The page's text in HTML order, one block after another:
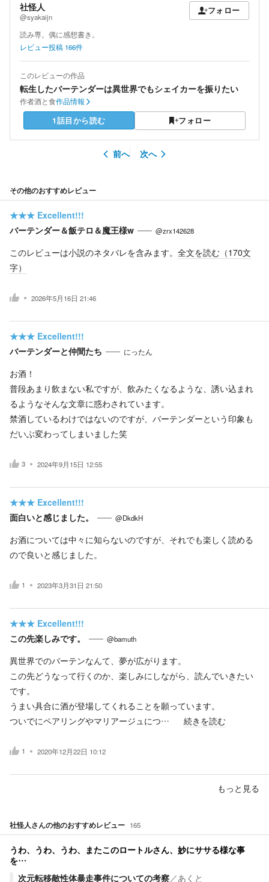
社怪人
@syakaijn
フォロー
読み専。偶に感想書き。
レビュー投稿 166件
このレビューの作品
転生したバーテンダーは異世界でもシェイカーを振りたい
作者酒と食作品情報
1話目から読む フォロー
前へ 次へ
その他のおすすめレビュー
★★★ Excellent!!!
バーテンダー＆飯テロ＆魔王様w
@zrx142628
このレビューは小説のネタバレを含みます。 全文を読む（170文
字）
2026年5月16日 21:46
★★★ Excellent!!!
バーテンダーと仲間たち
にったん
お酒！
普段あまり飲まない私ですが、飲みたくなるような、誘い込まれ
るようなそんな文章に惑わされています。
禁酒しているわけではないのですが、バーテンダーという印象も
だいぶ変わってしまいました笑
3 2024年9月15日 12:55
★★★ Excellent!!!
面白いと感じました。
@DkdkH
お酒については中々に知らないのですが、それでも楽しく読める
ので良いと感じました。
1 2023年3月31日 21:50
★★★ Excellent!!!
この先楽しみです。
@bamuth
異世界でのバーテンなんて、夢が広がります。
この先どうなって行くのか、楽しみにしながら、読んでいきたい
です。
うまい具合に酒が登場してくれることを願っています。
ついでにペアリングやマリアージュにつ…
続きを読む
1 2020年12月22日 10:12
もっと見る
社怪人さんの他のおすすめレビュー 165
うわ、うわ、うわ、またこのロートルさん、妙にササる様な事
を…
次元転移敵性体暴走事件についての考察／あくと